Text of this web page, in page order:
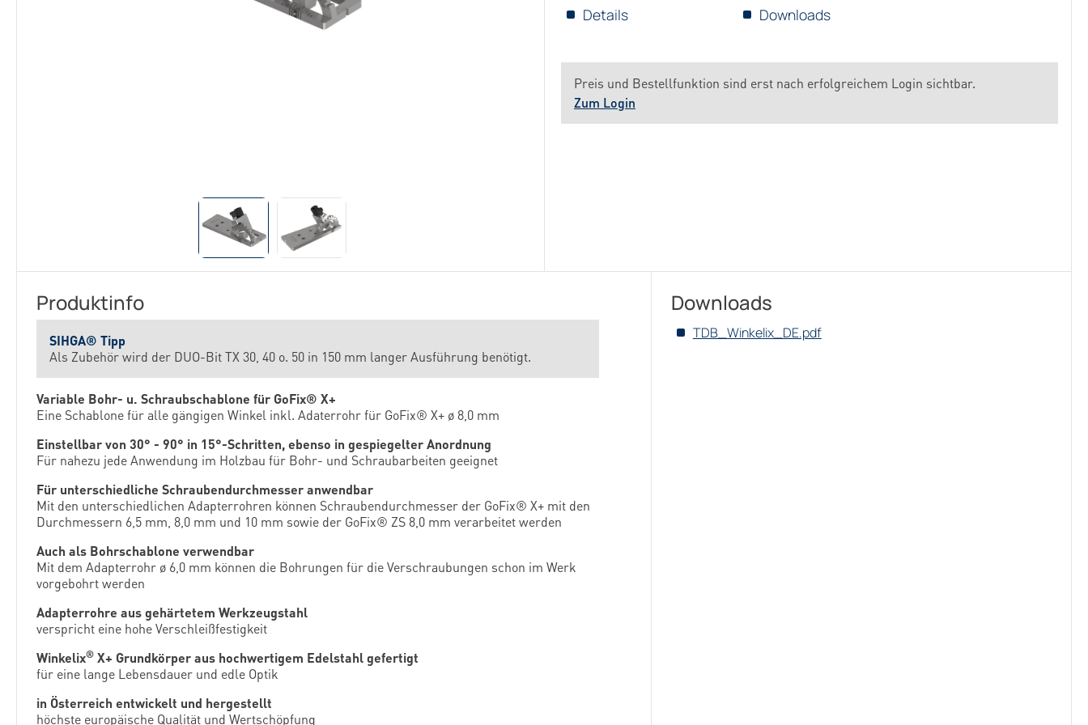
Details Downloads
Preis und Bestellfunktion sind erst nach erfolgreichem Login sichtbar.
Zum Login
Produktinfo
SIHGA® Tipp
Als Zubehör wird der DUO-Bit TX 30, 40 o. 50 in 150 mm langer Ausführung benötigt.
Variable Bohr- u. Schraubschablone für GoFix® X+
Eine Schablone für alle gängigen Winkel inkl. Adaterrohr für GoFix® X+ ø 8,0 mm
Einstellbar von 30° - 90° in 15°-Schritten, ebenso in gespiegelter Anordnung
Für nahezu jede Anwendung im Holzbau für Bohr- und Schraubarbeiten geeignet
Für unterschiedliche Schraubendurchmesser anwendbar
Mit den unterschiedlichen Adapterrohren können Schraubendurchmesser der GoFix® X+ mit den
Durchmessern 6,5 mm, 8,0 mm und 10 mm sowie der GoFix® ZS 8,0 mm verarbeitet werden
Auch als Bohrschablone verwendbar
Mit dem Adapterrohr ø 6,0 mm können die Bohrungen für die Verschraubungen schon im Werk
vorgebohrt werden
Adapterrohre aus gehärtetem Werkzeugstahl
verspricht eine hohe Verschleißfestigkeit
Winkelix® X+ Grundkörper aus hochwertigem Edelstahl gefertigt
für eine lange Lebensdauer und edle Optik
in Österreich entwickelt und hergestellt
höchste europäische Qualität und Wertschöpfung
Downloads
TDB_Winkelix_DE.pdf